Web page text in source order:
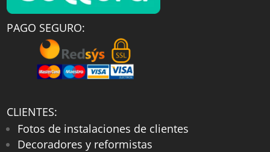
PAGO SEGURO:
CLIENTES:
Fotos de instalaciones de clientes
Decoradores y reformistas